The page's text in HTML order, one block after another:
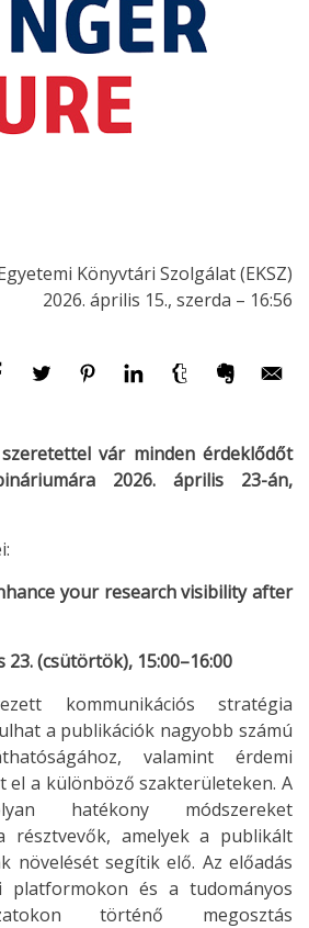
Könyvtári Szolgálat (EKSZ)
2026. április 15., szerda – 16:56
vár minden érdeklődőt
2026. április 23-án,
your research visibility after
23. (csütörtök), 15:00–16:00
kommunikációs stratégia
a publikációk nagyobb számú
valamint érdemi
el a különböző szakterületeken. A
hatékony módszereket
résztvevők, amelyek a publikált
növelését segítik elő. Az előadás
platformokon és a tudományos
történő megosztás